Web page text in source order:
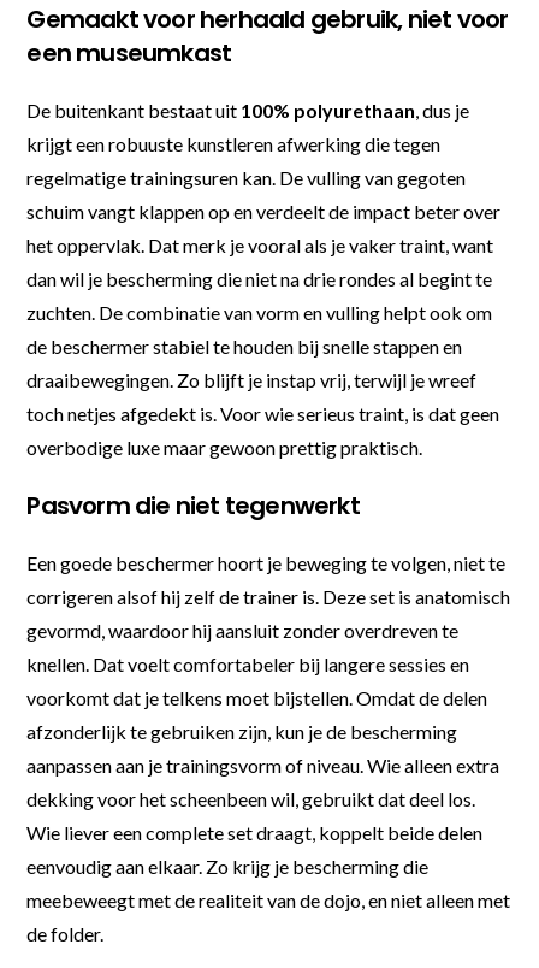
Gemaakt voor herhaald gebruik, niet voor
een museumkast
De buitenkant bestaat uit 100% polyurethaan, dus je
krijgt een robuuste kunstleren afwerking die tegen
regelmatige trainingsuren kan. De vulling van gegoten
schuim vangt klappen op en verdeelt de impact beter over
het oppervlak. Dat merk je vooral als je vaker traint, want
dan wil je bescherming die niet na drie rondes al begint te
zuchten. De combinatie van vorm en vulling helpt ook om
de beschermer stabiel te houden bij snelle stappen en
draaibewegingen. Zo blijft je instap vrij, terwijl je wreef
toch netjes afgedekt is. Voor wie serieus traint, is dat geen
overbodige luxe maar gewoon prettig praktisch.
Pasvorm die niet tegenwerkt
Een goede beschermer hoort je beweging te volgen, niet te
corrigeren alsof hij zelf de trainer is. Deze set is anatomisch
gevormd, waardoor hij aansluit zonder overdreven te
knellen. Dat voelt comfortabeler bij langere sessies en
voorkomt dat je telkens moet bijstellen. Omdat de delen
afzonderlijk te gebruiken zijn, kun je de bescherming
aanpassen aan je trainingsvorm of niveau. Wie alleen extra
dekking voor het scheenbeen wil, gebruikt dat deel los.
Wie liever een complete set draagt, koppelt beide delen
eenvoudig aan elkaar. Zo krijg je bescherming die
meebeweegt met de realiteit van de dojo, en niet alleen met
de folder.